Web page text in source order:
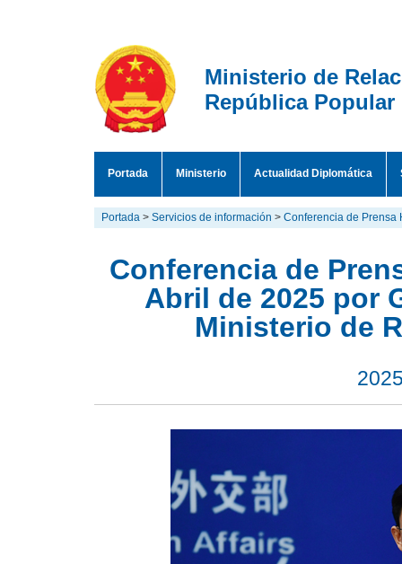
Ministerio de
República Popular
Portada Ministerio Actualidad Diplomática
Portada > Servicios de información > Conferencia de Prensa
Conferencia de
Abril de 2025 por
Ministerio de